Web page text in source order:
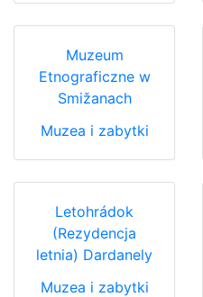
Muzeum
Etnograficzne w
Smižanach
Muzea i zabytki
Letohrádok
(Rezydencja
letnia) Dardanely
Muzea i zabytki